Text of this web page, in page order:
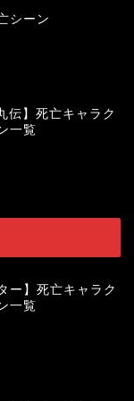
シーン
伝】死亡キャラク
一覧
ー】死亡キャラク
一覧